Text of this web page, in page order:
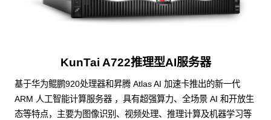
KunTai A722推理型AI服务器
基于华为鲲鹏920处理器和昇腾 Atlas AI 加速卡推出的新一代
ARM 人工智能计算服务器 ，具有超强算力、全场景 AI 和开放生
态等特点，主要为图像识别、视频处理、推理计算及机器学习等